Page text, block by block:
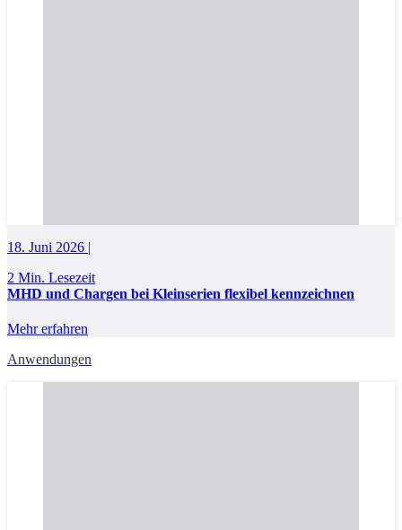
18. Juni 2026 |
2 Min. Lesezeit
MHD und Chargen bei Kleinserien flexibel kennzeichnen
Mehr erfahren
Anwendungen